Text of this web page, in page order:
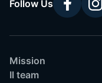
Follow Us
Mission
Il team